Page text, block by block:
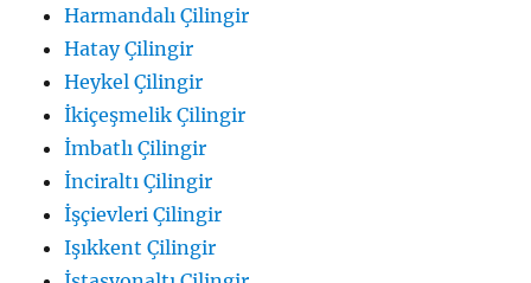
Harmandalı Çilingir
Hatay Çilingir
Heykel Çilingir
İkiçeşmelik Çilingir
İmbatlı Çilingir
İnciraltı Çilingir
İşçievleri Çilingir
Işıkkent Çilingir